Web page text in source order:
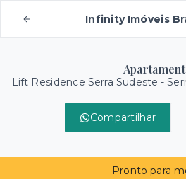
Infinity Imóveis
Lift Residence Serra Sudeste -
Compartilhar
Pronto para